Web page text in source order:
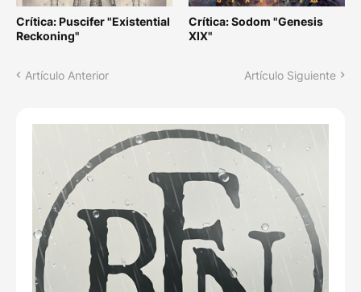
Crítica: Puscifer "Existential
Reckoning"
Crítica: Sodom "Genesis
XIX"
Artículo Anterior Artículo Siguiente